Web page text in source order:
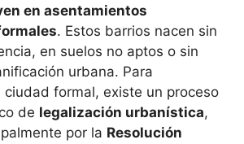
en asentamientos
. Estos barrios nacen sin
en suelos no aptos o sin
urbana. Para
ciudad formal, existe un proceso
de legalización urbanística,
por la Resolución